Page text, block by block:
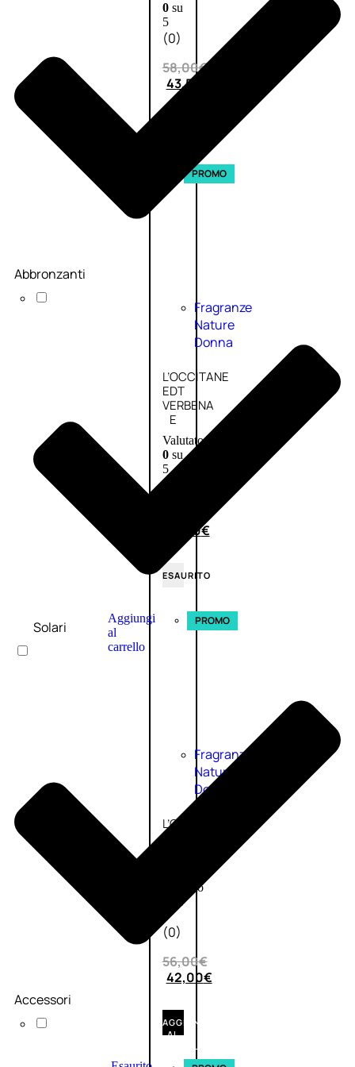
0su
5
(0)
58,00€
43,50
PROMO
Fragranze
Nature
Donna
L’OCCITANE
EDT
VERBENA
E
Valutato
0su
5
(0)
43,50€
ESAURITO
Aggiungi
al
carrello
PROMO
Fragranze
Nature
Donna
L’OCCITANE
EDT
Valutato
su
5
(0)
56,00€
42,00€
AGGIUNGI
AL
CARRELLO
Abbronzanti
Solari
Accessori